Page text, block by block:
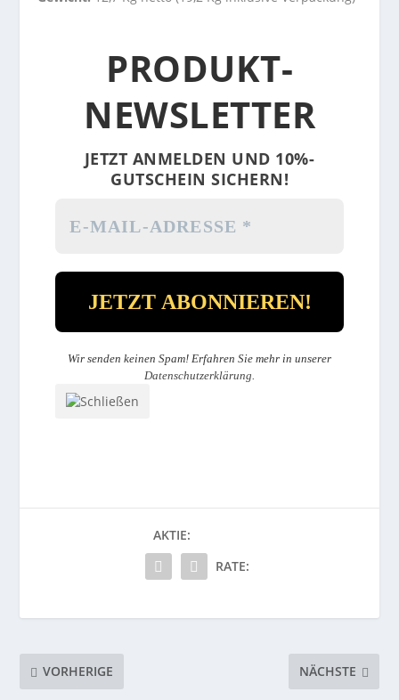
PRODUKT-
NEWSLETTER
JETZT ANMELDEN UND 10%-
GUTSCHEIN SICHERN!
Wir senden keinen Spam! Erfahren Sie mehr in unserer
Datenschutzerklärung
AKTIE:
RATE:
VORHERIGE NÄCHSTE